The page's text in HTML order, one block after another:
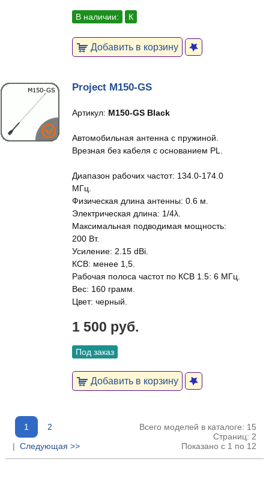
В наличии: К
Добавить в корзину
Project M150-GS
Артикул: M150-GS Black
Автомобильная антенна с пружиной.
Врезная без кабеля с основанием PL.
Диапазон рабочих частот: 134.0-174.0
МГц.
Физическая длина антенны: 0.6 м.
Электрическая длина: 1/4λ.
Максимальная подводимая мощность:
200 Вт.
Усиление: 2.15 dBi.
КСВ: менее 1,5.
Рабочая полоса частот по КСВ 1.5: 6 МГц.
Вес: 160 грамм.
Цвет: черный.
1 500 руб.
Под заказ
Добавить в корзину
1
2
| Следующая >>
Всего моделей в каталоге: 15
Страниц: 2
Показано с 1 по 12